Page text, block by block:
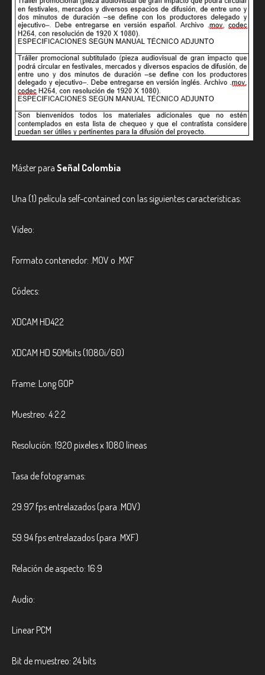
Máster para Señal Colombia
Una (1) película self-contained con las siguientes características:
Video:
Formato contenedor: .MOV o .MXF
Códecs:
XDCAM HD422
XDCAM HD 50Mbits (1080i/60)
Frame: Long GOP
Muestreo: 4:2:2
Resolución: 1920 pixeles x 1080 líneas
Tasa de fotogramas:
29.97 fps entrelazados (para .MOV)
59.94 fps entrelazados (para .MXF)
Relación de aspecto: 16:9
Audio:
Linear PCM
Bit de muestreo: 24 bits